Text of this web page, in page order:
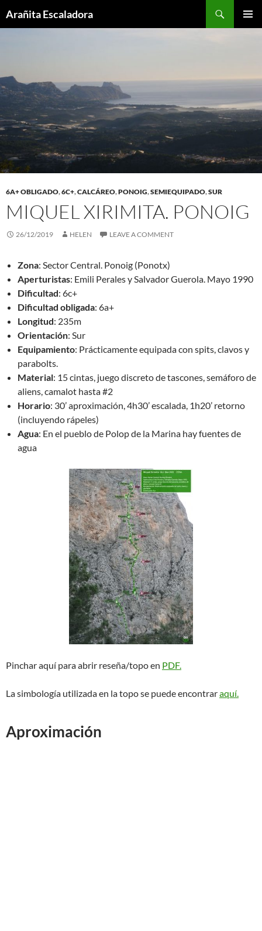
toArañita Escaladora
6A+ OBLIGADO,6C+,CALCÁREO,PONOIG,SEMIEQUIPADO,SUR
MIQUEL XIRIMITA. PONOIG
26/12/2019 HELEN LEAVE A COMMENT
Zona: Sector Central. Ponoig (Ponotx)
Aperturistas: Emili Perales y Salvador Guerola. Mayo 1990
Dificultad: 6c+
Dificultad obligada: 6a+
Longitud: 235m
Orientación: Sur
Equipamiento: Prácticamente equipada con spits, clavos y
parabolts.
Material: 15 cintas, juego discreto de tascones, semáforo de
aliens, camalot hasta #2
Horario: 30’ aproximación, 4h30’ escalada, 1h20’ retorno
(incluyendo rápeles)
Agua: En el pueblo de Polop de la Marina hay fuentes de
agua
Pinchar aquí para abrir reseña/topo en PDF.
La simbología utilizada en la topo se puede encontraraquí.
Aproximación